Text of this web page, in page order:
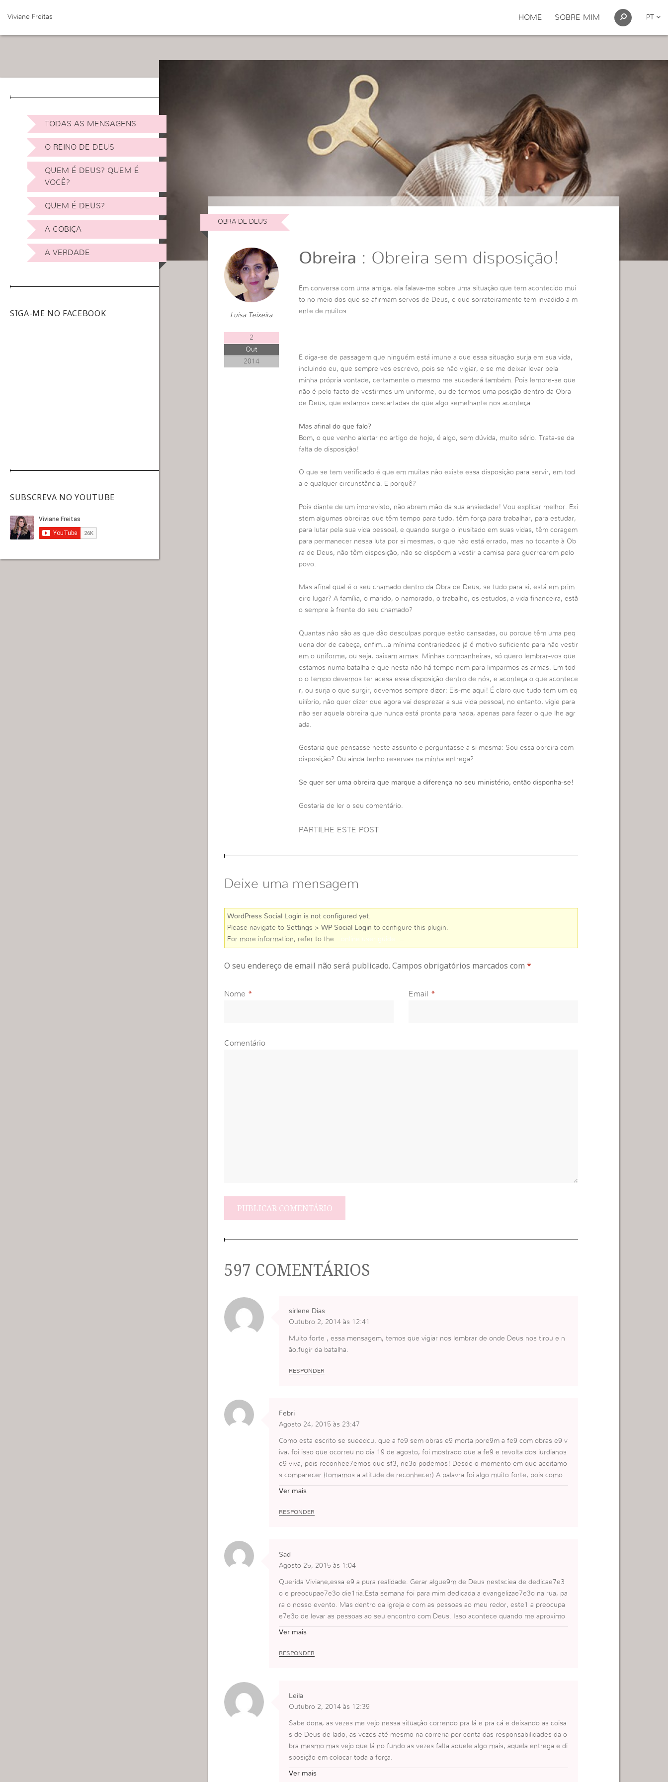
Viviane Freitas HOME SOBRE MIM PT
TODAS AS MENSAGENS
O REINO DE DEUS
QUEM É DEUS? QUEM É
VOCÊ?
QUEM É DEUS?
A COBIÇA
A VERDADE
SIGA-ME NO FACEBOOK
SUBSCREVA NO YOUTUBE
OBRA DE DEUS
Luisa Teixeira
2
Out
2014
Obreira : Obreira sem disposição!
Em conversa com uma amiga, ela falava-me sobre uma situação que tem acontecido mui
to no meio dos que se afirmam servos de Deus, e que sorrateiramente tem invadido a m
ente de muitos.
E diga-se de passagem que ninguém está imune a que essa situação surja em sua vida,
incluindo eu, que sempre vos escrevo, pois se não vigiar, e se me deixar levar pela
minha própria vontade, certamente o mesmo me sucederá também. Pois lembre-se que
não é pelo facto de vestirmos um uniforme, ou de termos uma posição dentro da Obra
de Deus, que estamos descartadas de que algo semelhante nos aconteça.
Mas afinal do que falo?
Bom, o que venho alertar no artigo de hoje, é algo, sem dúvida, muito sério. Trata-se da
falta de disposição!
O que se tem verificado é que em muitas não existe essa disposição para servir, em tod
a e qualquer circunstância. E porquê?
Pois diante de um imprevisto, não abrem mão da sua ansiedade! Vou explicar melhor. Exi
stem algumas obreiras que têm tempo para tudo, têm força para trabalhar, para estudar,
para lutar pela sua vida pessoal, e quando surge o inusitado em suas vidas, têm coragem
para permanecer nessa luta por si mesmas, o que não está errado, mas no tocante à Ob
ra de Deus, não têm disposição, não se dispõem a vestir a camisa para guerrearem pelo
povo.
Mas afinal qual é o seu chamado dentro da Obra de Deus, se tudo para si, está em prim
eiro lugar? A família, o marido, o namorado, o trabalho, os estudos, a vida financeira, estã
o sempre à frente do seu chamado?
Quantas não são as que dão desculpas porque estão cansadas, ou porque têm uma peq
uena dor de cabeça, enfim…a mínima contrariedade já é motivo suficiente para não vestir
em o uniforme, ou seja, baixam armas. Minhas companheiras, só quero lembrar-vos que
estamos numa batalha e que nesta não há tempo nem para limparmos as armas. Em tod
o o tempo devemos ter acesa essa disposição dentro de nós, e aconteça o que acontece
r, ou surja o que surgir, devemos sempre dizer: Eis-me aqui! É claro que tudo tem um eq
uilíbrio, não quer dizer que agora vai desprezar a sua vida pessoal, no entanto, vigie para
não ser aquela obreira que nunca está pronta para nada, apenas para fazer o que lhe agr
ada.
Gostaria que pensasse neste assunto e perguntasse a si mesma: Sou essa obreira com
disposição? Ou ainda tenho reservas na minha entrega?
Se quer ser uma obreira que marque a diferença no seu ministério, então disponha-se!
Gostaria de ler o seu comentário.
PARTILHE ESTE POST
Deixe uma mensagem
WordPress Social Login is not configured yet.
Please navigate to Settings > WP Social Login to configure this plugin.
For more information, refer to the
online user guide
O seu endereço de email não será publicado. Campos obrigatórios marcados com *
Nome * Email *
Comentário
597 COMENTÁRIOS
sirlene Dias
Outubro 2, 2014 às 12:41
Muito forte , essa mensagem, temos que vigiar nos lembrar de onde Deus nos tirou e n
ão,fugir da batalha.
RESPONDER
Febri
Agosto 24, 2015 às 23:47
Como esta escrito se sueedcu, que a fe9 sem obras e9 morta pore9m a fe9 com obras e9 v
iva, foi isso que ocorreu no dia 19 de agosto, foi mostrado que a fe9 e revolta dos iurdianos
e9 viva, pois reconhee7emos que sf3, ne3o podemos! Desde o momento em que aceitamo
s comparecer (tomamos a atitude de reconhecer).A palavra foi algo muito forte, pois como
disse Jesus ela ne3o esta morta apenas dorme , assim tambe9m esta a nossa vida (apenas
e7oe cada vez mais essa Obra Grandiosa do CdAE, pois foi a porta aberta que me ajudou.
Ver mais
RESPONDER
Sad
Agosto 25, 2015 às 1:04
Querida Viviane,essa e9 a pura realidade. Gerar algue9m de Deus nestsciea de dedicae7e3
o e preocupae7e3o die1ria.Esta semana foi para mim dedicada a evangelizae7e3o na rua, pa
ra o nosso evento. Mas dentro da igreja e com as pessoas ao meu redor, este1 a preocupa
e7e3o de levar as pessoas ao seu encontro com Deus. Isso acontece quando me aproximo
delas e dou o que tenho, mas mais do que isso, dou o que a pessoa precisa. Pois ne3o pod
cada um Deus supre de maneira diferente. Esta tem sido o nosso dia-a-dia, lutar para gerar.
Ver mais
RESPONDER
Leila
Outubro 2, 2014 às 12:39
Sabe dona, as vezes me vejo nessa situação correndo pra lá e pra cá e deixando as coisa
s de Deus de lado, as vezes até mesmo na correria por conta das responsabilidades da o
bra mesmo mas vejo que lá no fundo as vezes falta aquele algo mais, aquela entrega e di
sposição em colocar toda a força.
Tenho tido essa consciência mas saber não é tudo tenho que colocar um ponto final.
Ver mais